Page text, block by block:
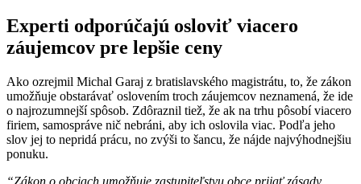
Experti odporúčajú osloviť viacero
záujemcov pre lepšie ceny
Ako ozrejmil Michal Garaj z bratislavského magistrátu, to, že zákon
umožňuje obstarávať oslovením troch záujemcov neznamená, že ide
o najrozumnejší spôsob. Zdôraznil tiež, že ak na trhu pôsobí viacero
firiem, samospráve nič nebráni, aby ich oslovila viac. Podľa jeho
slov jej to nepridá prácu, no zvýši to šancu, že nájde najvýhodnejšiu
ponuku.
“Zákon o obciach umožňuje zastupiteľstvu obce prijať zásady